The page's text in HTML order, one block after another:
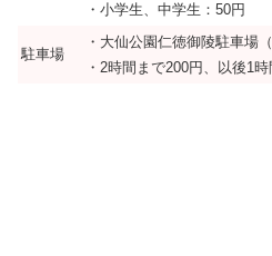
・小学生、中学生：50円
駐車場
・大仙公園仁徳御陵駐車場
・2時間まで200円、以後1